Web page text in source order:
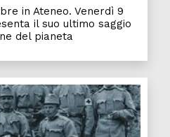
in Ateneo. Venerdì 9
il suo ultimo saggio
del pianeta